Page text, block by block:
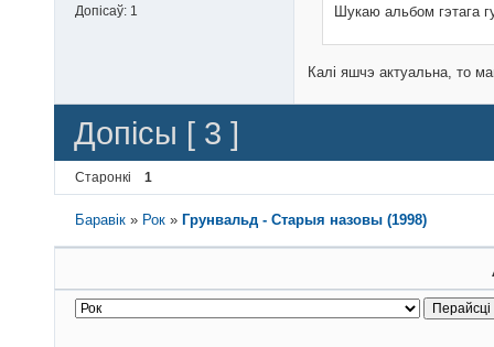
Допісаў: 1
Шукаю альбом гэтага
Калі яшчэ актуальна, то
Допісы [ 3 ]
Старонкі 1
Баравік » Рок » Грунвальд - Старыя назовы (1998)